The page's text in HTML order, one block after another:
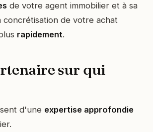
de votre agent immobilier et à sa
concrétisation de votre achat
rapidement.
sur qui
d'une expertise approfondie